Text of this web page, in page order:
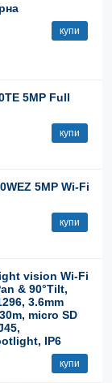
купи
5MP Full
купи
5MP Wi-Fi
купи
vision Wi-Fi
& 90°Tilt,
3.6mm
micro SD
IP6
купи